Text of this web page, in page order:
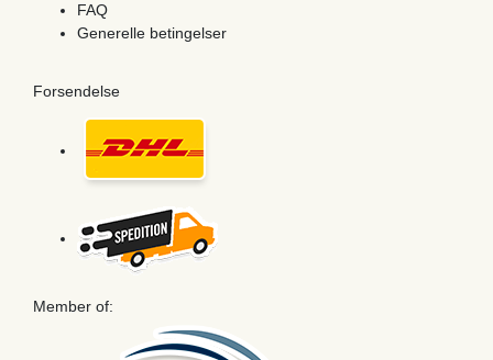
FAQ
Generelle betingelser
Forsendelse
Member of: